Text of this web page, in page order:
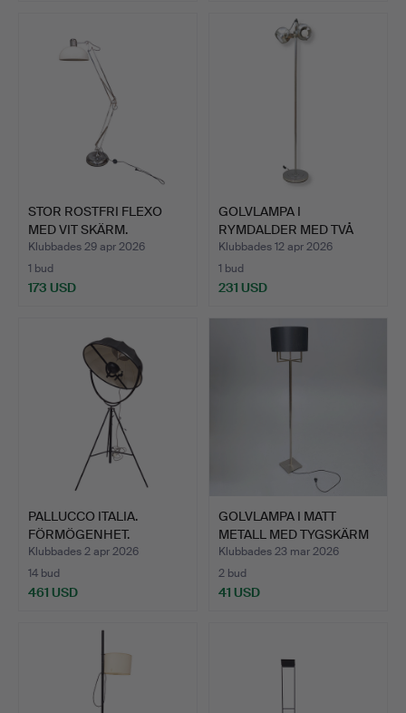
STOR ROSTFRI FLEXO
MED VIT SKÄRM.
Klubbades 29 apr 2026
1 bud
173 USD
GOLVLAMPA I
RYMDALDER MED TVÅ
LAMPOR.
Klubbades 12 apr 2026
1 bud
231 USD
PALLUCCO ITALIA.
FÖRMÖGENHET.
GOLVLAMPA I …
Klubbades 2 apr 2026
14 bud
461 USD
GOLVLAMPA I MATT
METALL MED TYGSKÄRM
OCH K…
Klubbades 23 mar 2026
2 bud
41 USD